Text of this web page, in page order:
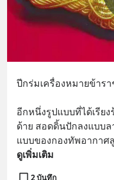
ปีกร่มเครื่องหมายข้าร
อีกหนึ่งรูปแบบที่ได้เรีย
ด้าย สอดดิ้นปักลงแบบ
แบบของกองทัพอากา
ดูเพิ่มเติม
2 บันทึก